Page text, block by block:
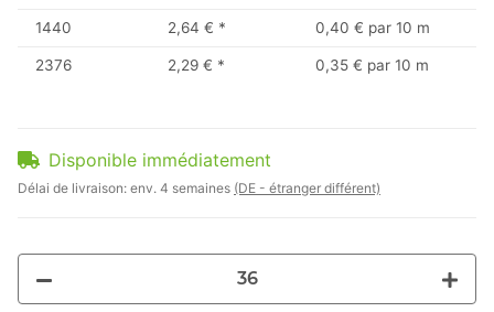
1440 2,64 € * 0,40 € par 10 m
2376 2,29 € * 0,35 € par 10 m
Disponible immédiatement
Délai de livraison: env. 4 semaines (DE - étranger différent)